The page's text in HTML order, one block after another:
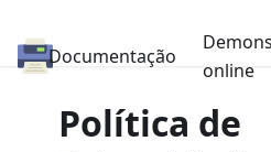
API do Conversor de
Documentação
online
Política de